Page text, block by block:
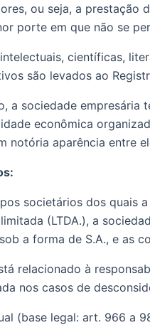
ou seja, a prestação
porte em que não se
são levados ao
econômica
notória aparência entre
societários dos quais
(LTDA.), a
a forma de S.A., e as
relacionado à
nos casos de
(base legal: art. 966 a